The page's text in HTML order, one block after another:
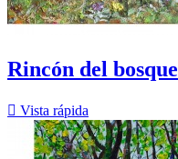
Rincón del bosque
 Vista rápida